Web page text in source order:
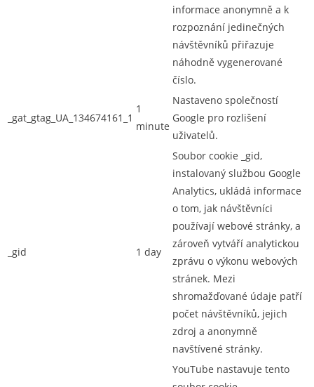
informace anonymně a k
rozpoznání jedinečných
návštěvníků přiřazuje
náhodně vygenerované
číslo.
_gat_gtag_UA_134674161_1
1
minute
Nastaveno společností
Google pro rozlišení
uživatelů.
_gid 1 day
Soubor cookie _gid,
instalovaný službou Google
Analytics, ukládá informace
o tom, jak návštěvníci
používají webové stránky, a
zároveň vytváří analytickou
zprávu o výkonu webových
stránek. Mezi
shromažďované údaje patří
počet návštěvníků, jejich
zdroj a anonymně
navštívené stránky.
YouTube nastavuje tento